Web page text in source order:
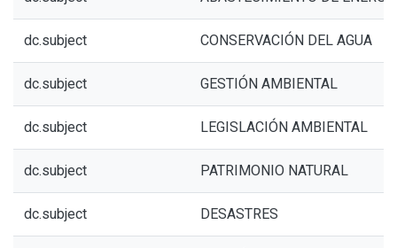
dc.subject CONSERVACIÓN DEL AGUA
dc.subject GESTIÓN AMBIENTAL
dc.subject LEGISLACIÓN AMBIENTAL
dc.subject PATRIMONIO NATURAL
dc.subject DESASTRES